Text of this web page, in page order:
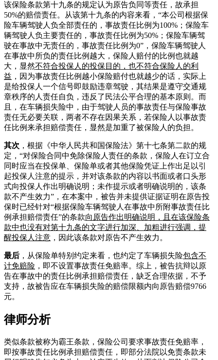
该保险条款第十九条的规定认为原告负同等责任，故承担
50%的赔偿责任。从该第十九条的内容来看，“本公司根据保
险车辆驾驶人负全部责任的，事故责任比例为100%；保险车
辆驾驶人负主要责任的，事故责任比例为50%；保险车辆驾
驶在事故中无责任的，事故责任比例为0”，保险车辆驾驶人
在事故中所负的责任比例越大，保险人赔付的比例也就越
大，显然不符合投保人的投保目的，也不符合保险人的利
益 ，因为事故责任比例越小保险赔付也就越少的话，实际上
是给投保人一个信号即鼓励违章驾驶，其结果是遵守交通规
章秩序的人责任自负，违反了民法公平合理的基本原则。而
且，在车辆损失险中，由于驾驶人员的事故责任与保险事故
责任无必要关联，两者不存在因果关系，若保险人以事故责
任比例来承担赔偿责任，显然是加重了被保险人的负担。
其次 ，根据《中华人民共和国保险法》第十七条第二款的规
定，“对保险合同中免除保险人责任的条款，保险人在订立合
同时应当在投保单、保险单或者其他保险凭证上作出足以引
起投保人注意的提示，并对该条款的内容以书面或者口头形
式向投保人作出明确说明；未作提示或者明确说明的，该条
款不产生效力”，在本案中，被告并未提供证据证明在原告投
保时已经针对“根据保险车辆驾驶人在事故中所附事故责任比
例承担赔偿责任”的条款向原告作出明确说明，且在该保险条
款中也没有对第十九条的文字进行加深、加粗进行强调，提
醒投保人注意 ，因此该条款对原告不产生效力。
最后 ，从保险单特别约定来看，也约定了车辆损失险包含不
计免赔险 ，即不设置事故责任免赔率。综上，被告抗辩以原
告在事故中的责任比例承担赔偿责任，缺乏合理依据，不予
支持，故被告应在车辆损失险的赔偿限额内向原告赔偿9766
元。
律师分析
类似条款被称为霸王条款，保险公司要求事故责任免赔率，
即按事故责任比例承担赔偿责任，即部分法院以免责条款未